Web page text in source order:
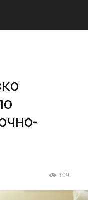
109